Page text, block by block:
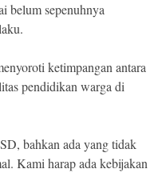
belum sepenuhnya
ketimpangan antara
pendidikan warga di
bahkan ada yang tidak
Kami harap ada kebijakan